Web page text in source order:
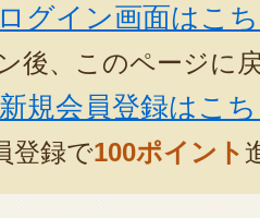
ログイン画面はこ
後、このページに
新規会員登録はこ
登録で100ポイント